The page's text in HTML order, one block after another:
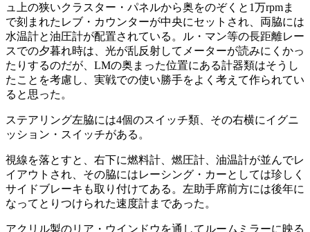
ュ上の狭いクラスター・パネルから奥をのぞくと1万rpmま
で刻まれたレブ・カウンターが中央にセットされ、両脇には
水温計と油圧計が配置されている。ル・マン等の長距離レー
スでの夕暮れ時は、光が乱反射してメーターが読みにくかっ
たりするのだが、LMの奥まった位置にある計器類はそうし
たことを考慮し、実戦での使い勝手をよく考えて作られてい
ると思った。
ステアリング左脇には4個のスイッチ類、その右横にイグニ
ッション・スイッチがある。
視線を落とすと、右下に燃料計、燃圧計、油温計が並んでレ
イアウトされ、その脇にはレーシング・カーとしては珍しく
サイドブレーキも取り付けてある。左助手席前方には後年に
なってとりつけられた速度計まであった。
アクリル製のリア・ウインドウを通してルームミラーに映る